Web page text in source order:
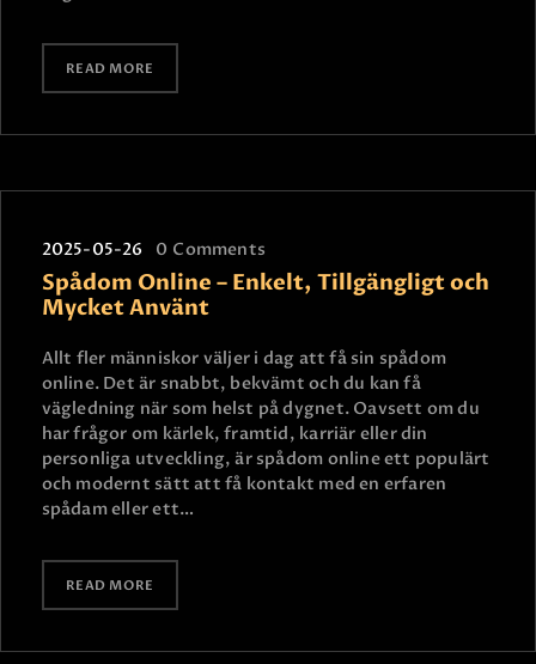
BLOGG
JOBBA SOM SPÅDAM
FAQ
READ MORE
2025-05-26 0 Comments
Spådom Online – Enkelt, Tillgängligt och
Mycket Använt
Allt fler människor väljer i dag att få sin spådom
online. Det är snabbt, bekvämt och du kan få
vägledning när som helst på dygnet. Oavsett om du
har frågor om kärlek, framtid, karriär eller din
personliga utveckling, är spådom online ett populärt
och modernt sätt att få kontakt med en erfaren
spådam eller ett…
READ MORE